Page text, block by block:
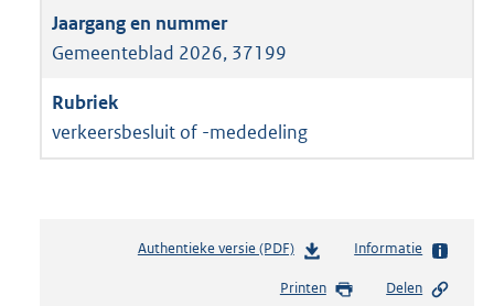
Gemeenteblad 2026, 37199
verkeersbesluit of -mededeling
Authentieke versie (PDF)b
s
Informatie
Printen Delen